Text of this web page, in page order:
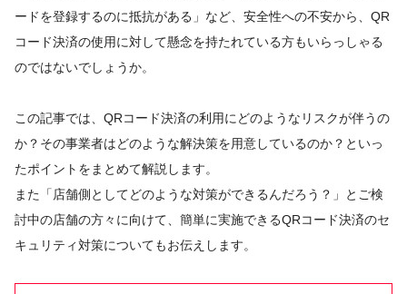
ードを登録するのに抵抗がある」など、安全性への不安から、QR
コード決済の使用に対して懸念を持たれている方もいらっしゃる
のではないでしょうか。
この記事では、QRコード決済の利用にどのようなリスクが伴うの
か？その事業者はどのような解決策を用意しているのか？といっ
たポイントをまとめて解説します。
また「店舗側としてどのような対策ができるんだろう？」とご検
討中の店舗の方々に向けて、簡単に実施できるQRコード決済のセ
キュリティ対策についてもお伝えします。